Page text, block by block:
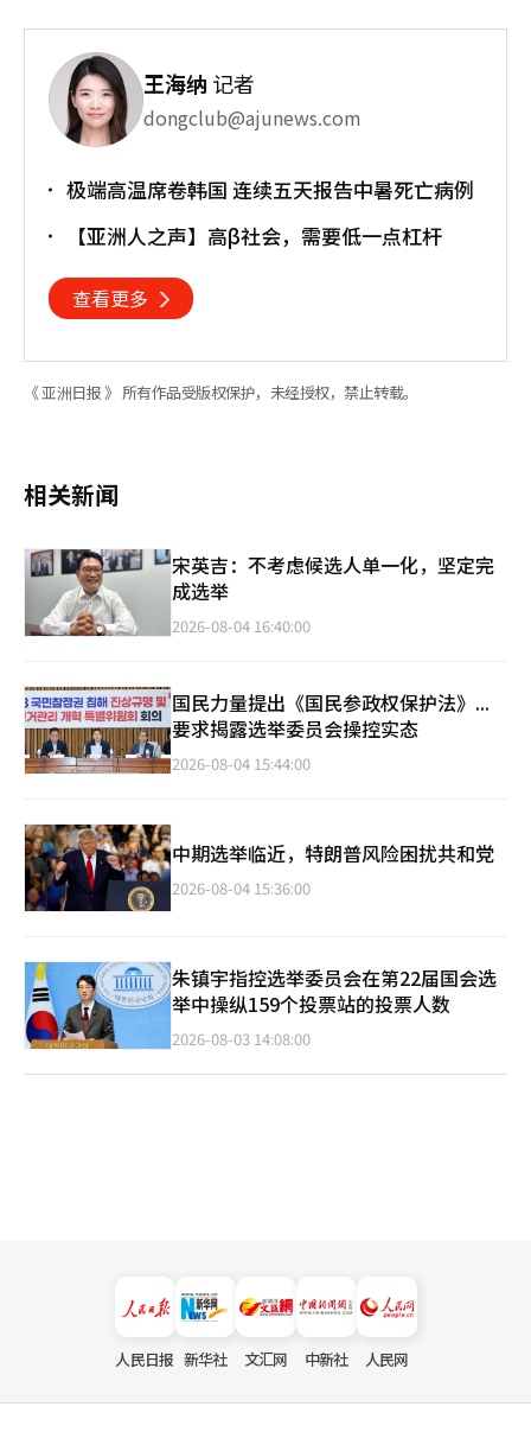
王海纳 记者
dongclub@ajunews.com
极端高温席卷韩国 连续五天报告中暑死亡病例
【亚洲人之声】高β社会，需要低一点杠杆
查看更多
《 亚洲日报 》 所有作品受版权保护，未经授权，禁止转载。
相关新闻
宋英吉：不考虑候选人单一化，坚定完
成选举
2026-08-04 16:40:00
国民力量提出《国民参政权保护法》...
要求揭露选举委员会操控实态
2026-08-04 15:44:00
中期选举临近，特朗普风险困扰共和党
2026-08-04 15:36:00
朱镇宇指控选举委员会在第22届国会选
举中操纵159个投票站的投票人数
2026-08-03 14:08:00
人民日报 新华社 文汇网 中新社 人民网